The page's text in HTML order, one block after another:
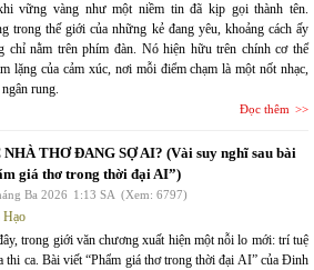
vững vàng như một niềm tin đã kịp gọi thành tên.
trong thế giới của những kẻ đang yêu, khoảng cách ấy
chỉ nằm trên phím đàn. Nó hiện hữu trên chính cơ thể
lặng của cảm xúc, nơi mỗi điểm chạm là một nốt nhạc,
rung.
Đọc thêm
NHÀ THƠ ĐANG SỢ AI? (Vài suy nghĩ sau bài
giá thơ trong thời đại AI”)
Ba 2026 1:13 SA (Xem: 6797)
trong giới văn chương xuất hiện một nỗi lo mới: trí tuệ
thi ca. Bài viết “Phẩm giá thơ trong thời đại AI” của Đinh